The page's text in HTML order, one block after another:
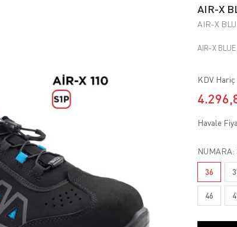
AIR-X
AIR-X
AIR-X
KDV Hariç
Havale
NUMARA:
36
46